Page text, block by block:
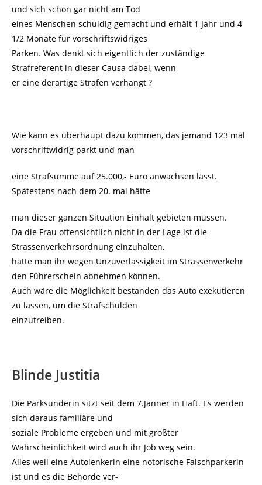
und sich schon gar nicht am Tod
eines Menschen schuldig gemacht und erhält 1 Jahr und 4
1/2 Monate für vorschriftswidriges
Parken. Was denkt sich eigentlich der zuständige
Strafreferent in dieser Causa dabei, wenn
er eine derartige Strafen verhängt ?
Wie kann es überhaupt dazu kommen, das jemand 123 mal
vorschriftwidrig parkt und man
eine Strafsumme auf 25.000,- Euro anwachsen lässt.
Spätestens nach dem 20. mal hätte
man dieser ganzen Situation Einhalt gebieten müssen.
Da die Frau offensichtlich nicht in der Lage ist die
Strassenverkehrsordnung einzuhalten,
hätte man ihr wegen Unzuverlässigkeit im Strassenverkehr
den Führerschein abnehmen können.
Auch wäre die Möglichkeit bestanden das Auto exekutieren
zu lassen, um die Strafschulden
einzutreiben.
Blinde Justitia
Die Parksünderin sitzt seit dem 7.Jänner in Haft. Es werden
sich daraus familiäre und
soziale Probleme ergeben und mit größter
Wahrscheinlichkeit wird auch ihr Job weg sein.
Alles weil eine Autolenkerin eine notorische Falschparkerin
ist und es die Behörde ver-